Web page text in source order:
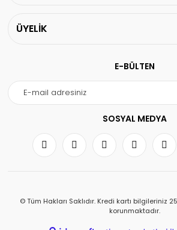
ÜYELİK
E-BÜLTEN
SOSYAL MEDYA
© Tüm Hakları Saklıdır. Kredi kartı bilgileriniz
korunmaktadır.